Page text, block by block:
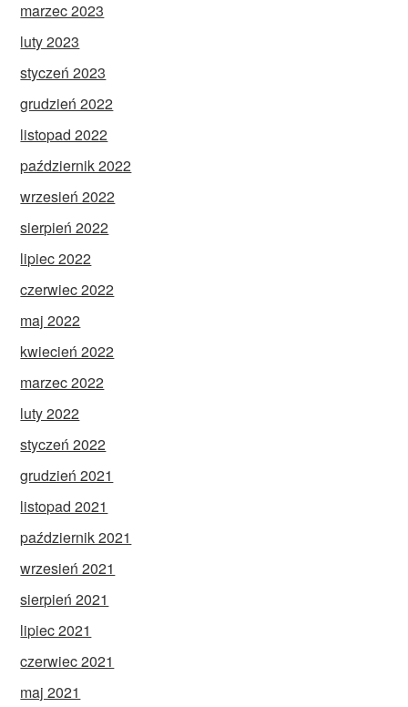
marzec 2023
luty 2023
styczeń 2023
grudzień 2022
listopad 2022
październik 2022
wrzesień 2022
sierpień 2022
lipiec 2022
czerwiec 2022
maj 2022
kwiecień 2022
marzec 2022
luty 2022
styczeń 2022
grudzień 2021
listopad 2021
październik 2021
wrzesień 2021
sierpień 2021
lipiec 2021
czerwiec 2021
maj 2021